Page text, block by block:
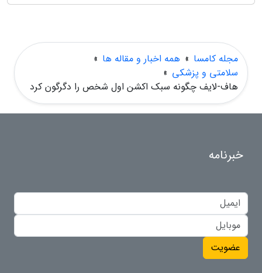
مجله کامسا » همه اخبار و مقاله ها »
سلامتی و پزشکی »
هاف-لایف چگونه سبک اکشن اول شخص را دگرگون کرد
خبرنامه
عضویت